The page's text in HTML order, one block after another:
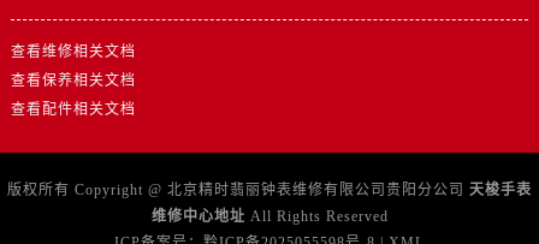
查看维修相关文档
查看保养相关文档
查看配件相关文档
版权所有 Copyright @ 北京精时翡丽钟表维修有限公司贵阳分公司 天梭手表
维修中心地址 All Rights Reserved